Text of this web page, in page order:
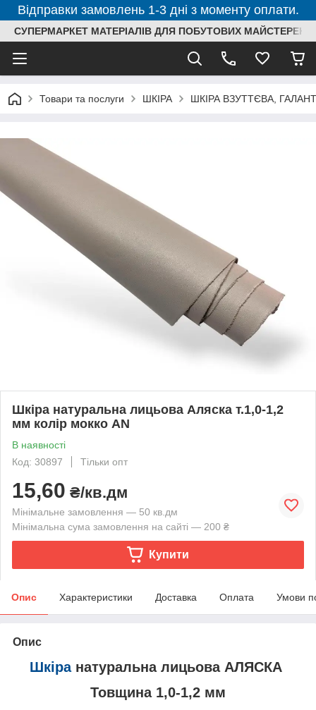
Відправки замовлень 1-3 дні з моменту оплати.
СУПЕРМАРКЕТ МАТЕРІАЛІВ ДЛЯ ПОБУТОВИХ МАЙСТЕРЕНЬ
Товари та послуги ШКІРА ШКІРА ВЗУТТЄВА,
Шкіра натуральна лицьова Аляска т.1,0-1,2
мм колір мокко AN
В наявності
Код: 30897
Тільки опт
15,60 ₴/кв.дм
Мінімальне замовлення — 50 кв.дм
Мінімальна сума замовлення на сайті — 200 ₴
Купити
Опис Характеристики Доставка Оплата Умови
Опис
Шкіранатуральна лицьова АЛЯСКА
Товщина 1,0-1,2 мм